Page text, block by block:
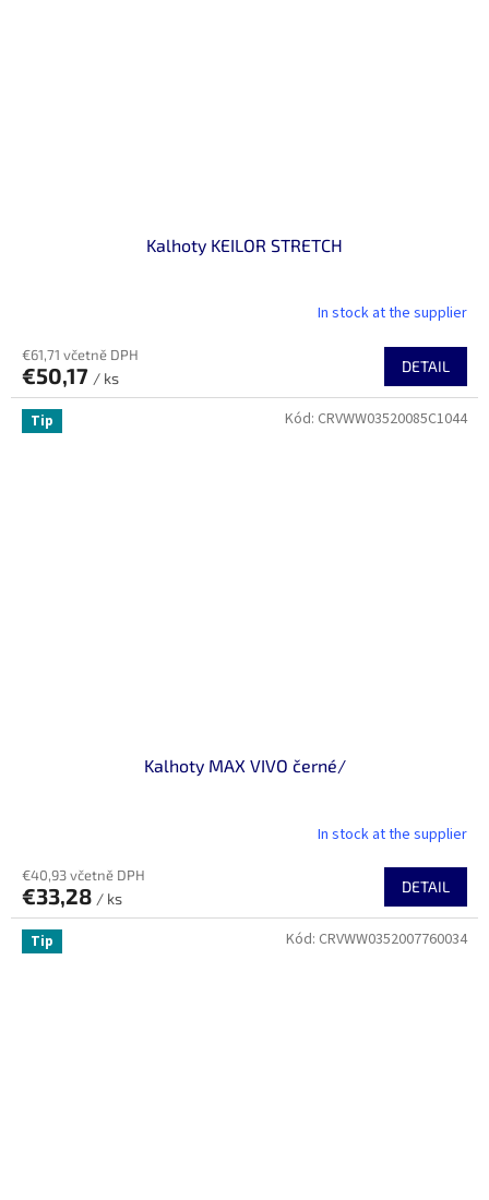
Kalhoty KEILOR STRETCH
In stock at the supplier
€61,71 včetně DPH
€50,17 / ks
DETAIL
Tip
Kalhoty MAX VIVO černé/
In stock at the supplier
€40,93 včetně DPH
€33,28 / ks
DETAIL
Kód: CRVWW03520085C1044
Tip Kód: CRVWW0352007760034